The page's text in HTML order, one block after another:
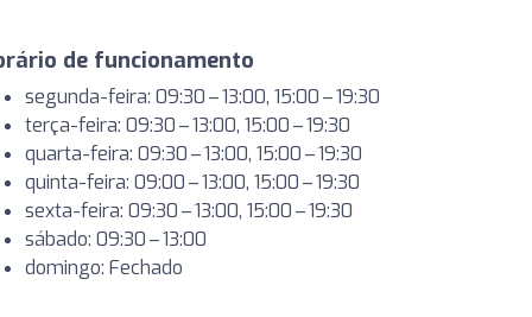
de funcionamento
segunda-feira: 09:30 – 13:00, 15:00 – 19:30
terça-feira: 09:30 – 13:00, 15:00 – 19:30
quarta-feira: 09:30 – 13:00, 15:00 – 19:30
quinta-feira: 09:00 – 13:00, 15:00 – 19:30
sexta-feira: 09:30 – 13:00, 15:00 – 19:30
sábado: 09:30 – 13:00
domingo: Fechado